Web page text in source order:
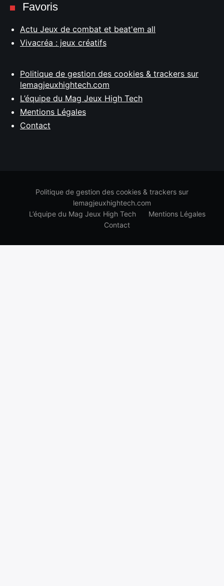
Favoris
Actu Jeux de combat et beat'em all
Vivacréa : jeux créatifs
Politique de gestion des cookies & trackers sur
lemagjeuxhightech.com
L’équipe du Mag Jeux High Tech
Mentions Légales
Contact
Politique de gestion des cookies & trackers sur
lemagjeuxhightech.com
L’équipe du Mag Jeux High Tech
Mentions Légales
Contact